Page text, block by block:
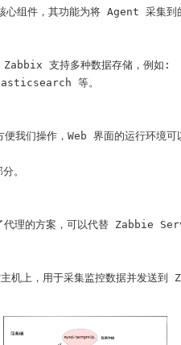
件，其功能为将 Agent 采集到的
支持多种数据存储，例如:
等。
我们操作，Web 界面的运行环境
。
代理的方案，可以代替 Zabbie
机上，用于采集监控数据并发送